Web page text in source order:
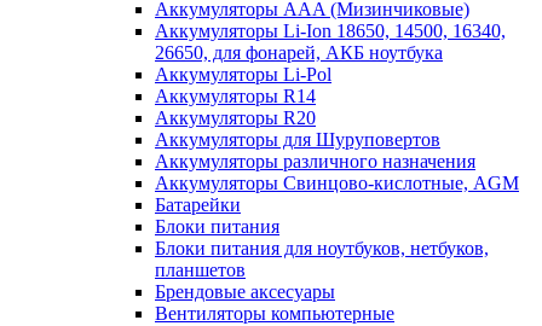
Аккумуляторы AAA (Мизинчиковые)
Аккумуляторы Li-Ion 18650, 14500, 16340,
26650, для фонарей, АКБ ноутбука
Аккумуляторы Li-Pol
Аккумуляторы R14
Аккумуляторы R20
Аккумуляторы для Шуруповертов
Аккумуляторы различного назначения
Аккумуляторы Свинцово-кислотные, AGM
Батарейки
Блоки питания
Блоки питания для ноутбуков, нетбуков,
планшетов
Брендовые аксесуары
Вентиляторы компьютерные